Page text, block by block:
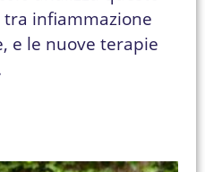
infiammazione
e le nuove terapie